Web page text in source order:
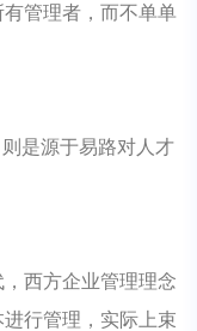
管理者，而不单单
是源于易路对人才
西方企业管理理念
行管理，实际上束